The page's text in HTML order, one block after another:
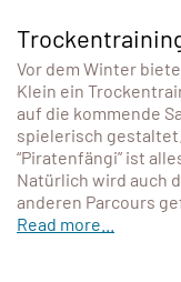
Vor dem Winter
Klein ein
auf die kommende
spielerisch gestaltet.
“Piratenfängi” ist
Natürlich wird auch
anderen Parcours
Read more...